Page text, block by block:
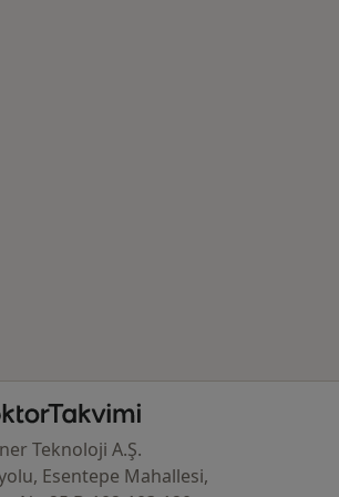
- Ana Sayfa
Teknoloji A.Ş.
Esentepe Mahallesi,